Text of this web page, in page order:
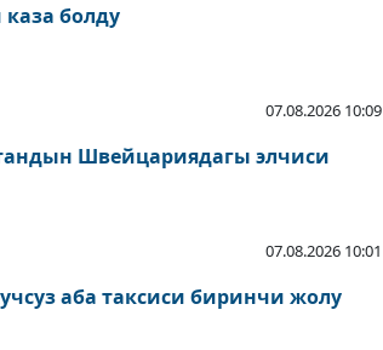
болду
07.08.2026 10:09
Швейцариядагы элчиси
07.08.2026 10:01
аба таксиси биринчи жолу